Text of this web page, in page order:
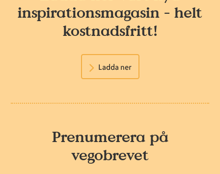
inspirationsmagasin - helt
kostnadsfritt!
Ladda ner
Prenumerera på
vegobrevet